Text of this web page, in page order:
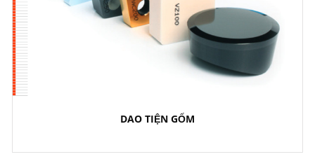
DAO TIỆN GỐM